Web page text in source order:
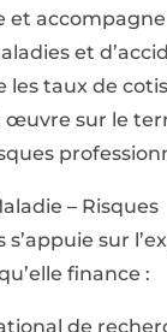
et
et
les taux de
œuvre sur le
– Risques
s’appuie sur
finance :
de